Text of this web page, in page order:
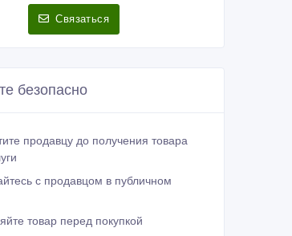
Связаться
безопасно
продавцу до получения товара
с продавцом в публичном
товар перед покупкой